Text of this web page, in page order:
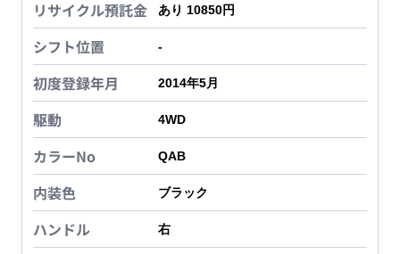
リサイクル預託金 あり 10850円
シフト位置 -
初度登録年月 2014年5月
駆動 4WD
カラーNo QAB
内装色 ブラック
ハンドル 右